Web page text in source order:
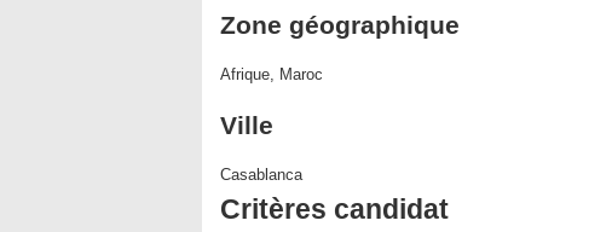
Zone géographique
Afrique, Maroc
Ville
Casablanca
Critères candidat